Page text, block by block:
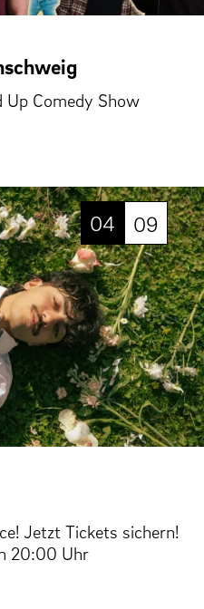
Up Comedy Show
04 09
Jetzt Tickets sichern!
20:00 Uhr